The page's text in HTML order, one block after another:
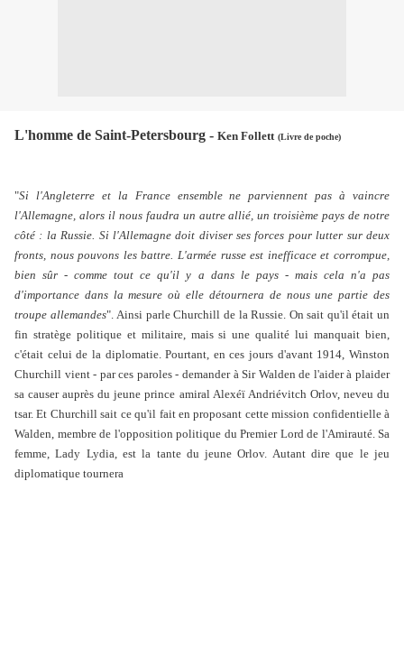
L'homme de Saint-Petersbourg - Ken Follett (Livre de poche)
"Si l'Angleterre et la France ensemble ne parviennent pas à vaincre
l'Allemagne, alors il nous faudra un autre allié, un troisième pays de notre
côté : la Russie. Si l'Allemagne doit diviser ses forces pour lutter sur deux
fronts, nous pouvons les battre. L'armée russe est inefficace et corrompue,
bien sûr - comme tout ce qu'il y a dans le pays - mais cela n'a pas
d'importance dans la mesure où elle détournera de nous une partie des
troupe allemandes". Ainsi parle Churchill de la Russie. On sait qu'il était un
fin stratège politique et militaire, mais si une qualité lui manquait bien,
c'était celui de la diplomatie. Pourtant, en ces jours d'avant 1914, Winston
Churchill vient - par ces paroles - demander à Sir Walden de l'aider à plaider
sa causer auprès du jeune prince amiral Alexéï Andriévitch Orlov, neveu du
tsar. Et Churchill sait ce qu'il fait en proposant cette mission confidentielle à
Walden, membre de l'opposition politique du Premier Lord de l'Amirauté. Sa
femme, Lady Lydia, est la tante du jeune Orlov. Autant dire que le jeu
diplomatique tournera